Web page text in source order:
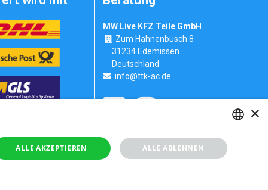
MW Live KFZ Teile GmbH
Zum Hahnenbusch 8
31234 Edemissen
Deutschland
info@ttk-ac.de
GERMAN
×
ALLE AKZEPTIEREN ALLE ABLEHNEN